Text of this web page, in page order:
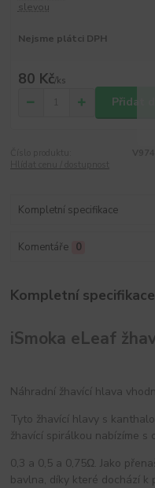
slevou
Nejsme plátci DPH
80 Kč/ks
Přidat
Kompletní specifikace
Komentáře 0
Kompletní specifikace
iSmoka eLeaf
Náhradní žhavící hlava
Tyto žhavící hlavy s
žhavící spirálkou nabízíme s
0,3 a 0,5 a 0,75Ω. Jako
bavlna, díky které dochází k